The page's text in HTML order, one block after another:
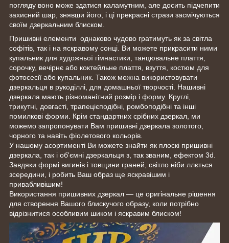
погляду воно може здатися каламутним, але досить підчепити
захисний шар, знявши його, і ці прекрасні стрази засмічуються
своїм дзеркальним блиском.
Пришивні елементи однаково чудово гратимуть як за світла
софітів, так і на яскравому сонці. Ви можете прикрасити ними
купальник для художньої гімнастики, танцювальне плаття,
сорочку, вечірнє або коктейльне плаття, взуття, костюм для
фотосесії або купальник. Також можна використовувати
дзеркальця в рукоділлі, для домашньої творчості. Нашивні
дзеркала мають різноманітний розмір і форму. Круглі,
трикутні, довгасті, трапецієподібні, ромбоподібні та інші
помилкові форми. Крім стандартних срібних дзеркал, ми
можемо запропонувати Вам пришивні дзеркала золотого,
чорного та навіть фіолетового кольорів.
У нашому асортименті Ви можете знайти як плоскі пришивні
дзеркала, так і об'ємні дзеркальця з, так званим, ефектом 3d.
Завдяки формі вигинів і товщини граней, світло ніби ллється
зсередини, і робить Ваш образ ще яскравішим і
привабливішим!
Використання пришивних дзеркал — це оригінальне рішення
для створення Вашого блискучого образу, коли потрібно
відрізнитися особливим шиком і яскравим блиском!